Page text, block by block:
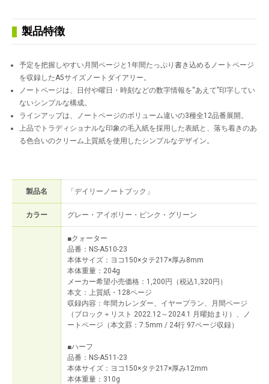
製品特徴
予定を把握しやすい月間ページと1年間たっぷり書き込めるノートページ
を収録したA5サイズノートダイアリー。
ノートページは、日付や曜日・時刻などの数字情報を“あえて”印字してい
ないシンプルな構成。
ラインアップは、ノートページのボリューム違いの3種全12品番展開。
上品でトラディショナルな印象の毛入紙を採用した表紙と、落ち着きのあ
る色合いのクリーム上質紙を使用したシンプルなデザイン。
製品名 「デイリーノートブック」
カラー グレー・アイボリー・ピンク・グリーン
■クォーター
品番：NS-A510-23
本体サイズ：ヨコ150×タテ217×厚み8mm
本体重量：204g
メーカー希望小売価格：1,200円（税込1,320円）
本文：上質紙・128ページ
収録内容：年間カレンダー、イヤープラン、月間ページ
（ブロック＋リスト 2022.12～2024.1 月曜始まり）、ノ
ートページ（本文罫：7.5mm / 24行 97ページ収録）
■ハーフ
品番：NS-A511-23
本体サイズ：ヨコ150×タテ217×厚み12mm
本体重量：310g